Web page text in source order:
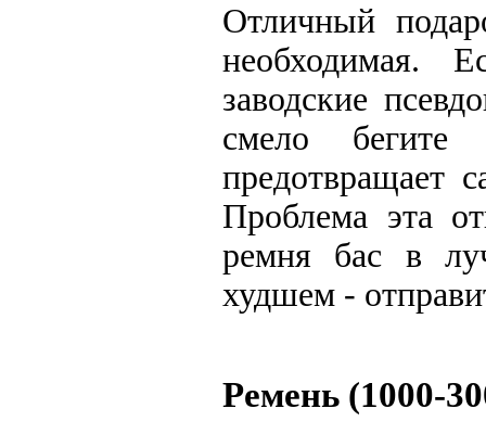
Отличный
необходимая.
заводские
смело бегите
предотвращает
Проблема эта
ремня бас в
худшем -
Ремень (1000-